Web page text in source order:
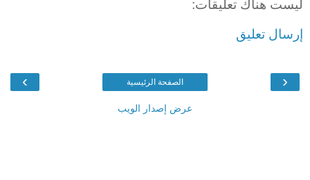
ليست هناك تعليقات:
إرسال تعليق
‹
› الصفحة الرئيسية
عرض إصدار الويب